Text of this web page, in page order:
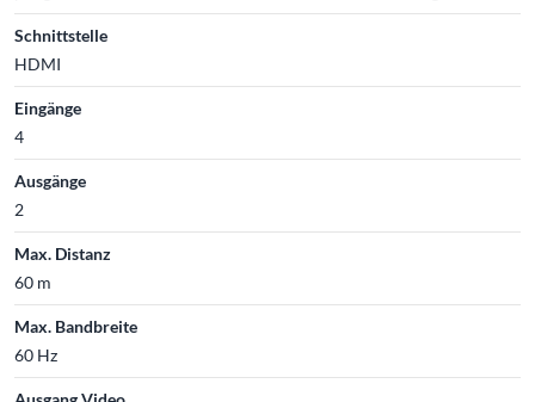
Schnittstelle
HDMI
Eingänge
4
Ausgänge
2
Max. Distanz
60 m
Max. Bandbreite
60 Hz